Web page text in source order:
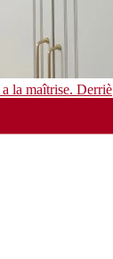
la maîtrise. Derriè